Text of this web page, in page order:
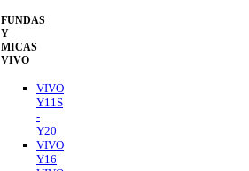
FUNDAS
Y
MICAS
VIVO
VIVO
Y11S
-
Y20
VIVO
Y16